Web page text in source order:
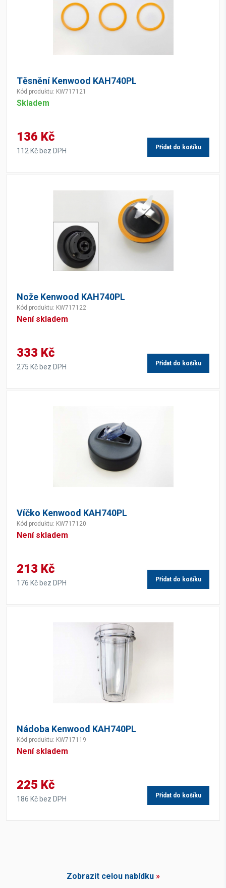
Těsnění Kenwood KAH740PL
Kód produktu: KW717121
Skladem
136 Kč
112 Kč bez DPH Přidat do košíku
Nože Kenwood KAH740PL
Kód produktu: KW717122
Není skladem
333 Kč
275 Kč bez DPH Přidat do košíku
Víčko Kenwood KAH740PL
Kód produktu: KW717120
Není skladem
213 Kč
176 Kč bez DPH Přidat do košíku
Nádoba Kenwood KAH740PL
Kód produktu: KW717119
Není skladem
225 Kč
186 Kč bez DPH Přidat do košíku
Zobrazit celou nabídku»